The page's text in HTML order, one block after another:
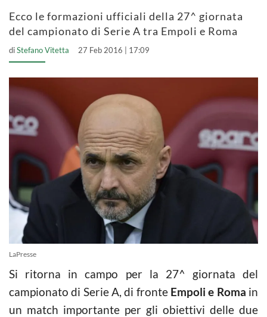
Ecco le formazioni ufficiali della 27^ giornata
del campionato di Serie A tra Empoli e Roma
diStefano Vitetta 27 Feb 2016 | 17:09
LaPresse
Si ritorna in campo per la 27^ giornata del
campionato di Serie A, di fronteEmpoli e Roma in
un match importante per gli obiettivi delle due